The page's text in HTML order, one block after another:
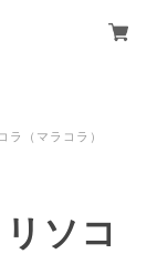
ラ（マラコラ）
ソコ